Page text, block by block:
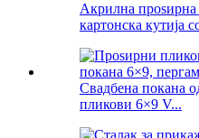
Акрилна проѕирна
картонска кутија
Свадбена покана
пликови 6×9 V...